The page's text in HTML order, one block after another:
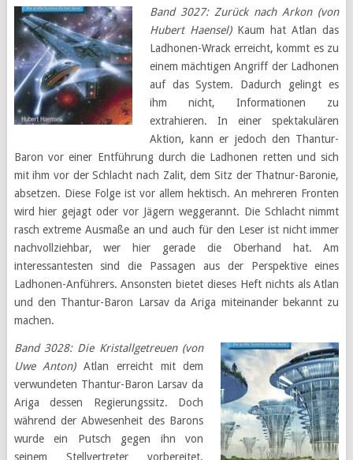
Band 3027: Zurück nach Arkon (von
Hubert Haensel) Kaum hat Atlan das
Ladhonen-Wrack erreicht, kommt es zu
einem mächtigen Angriff der Ladhonen
auf das System. Dadurch gelingt es
ihm nicht, Informationen zu
extrahieren. In einer spektakulären
Aktion, kann er jedoch den Thantur-
Baron vor einer Entführung durch die Ladhonen retten und sich
mit ihm vor der Schlacht nach Zalit, dem Sitz der Thatnur-Baronie,
absetzen. Diese Folge ist vor allem hektisch. An mehreren Fronten
wird hier gejagt oder vor Jägern weggerannt. Die Schlacht nimmt
rasch extreme Ausmaße an und auch für den Leser ist nicht immer
nachvollziehbar, wer hier gerade die Oberhand hat. Am
interessantesten sind die Passagen aus der Perspektive eines
Ladhonen-Anführers. Ansonsten bietet dieses Heft nichts als Atlan
und den Thantur-Baron Larsav da Ariga miteinander bekannt zu
machen.
Band 3028: Die Kristallgetreuen (von
Uwe Anton)Atlan erreicht mit dem
verwundeten Thantur-Baron Larsav da
Ariga dessen Regierungssitz. Doch
während der Abwesenheit des Barons
wurde ein Putsch gegen ihn von
seinem Stellvertreter vorbereitet.